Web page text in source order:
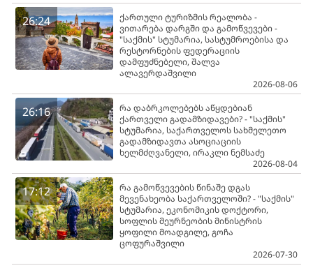
26:24
ქართული ტურიზმის რეალობა -
ვითარება დარგში და გამოწვევები -
"საქმის" სტუმარია, სასტუმროებისა და
რესტორნების ფედერაციის
დამფუძნებელი, შალვა
ალავერდაშვილი
2026-08-06
26:16
რა დაბრკოლებებს აწყდებიან
ქართველი გადამზიდავები? - "საქმის"
სტუმარია, საქართველოს სახმელეთო
გადამზიდავთა ასოციაციის
ხელმძღვანელი, ირაკლი ნემსაძე
2026-08-04
17:12
რა გამოწვევების წინაშე დგას
მევენახეობა საქართველოში? - "საქმის"
სტუმარია, ეკონომიკის დოქტორი,
სოფლის მეურნეობის მინისტრის
ყოფილი მოადგილე, გოჩა
ცოფურაშვილი
2026-07-30